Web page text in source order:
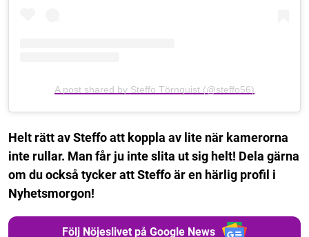
A post shared by Steffo Törnquist (@steffo56)
Helt rätt av Steffo att koppla av lite när kamerorna
inte rullar. Man får ju inte slita ut sig helt! Dela gärna
om du också tycker att Steffo är en härlig profil i
Nyhetsmorgon!
Följ Nöjeslivet på Google News